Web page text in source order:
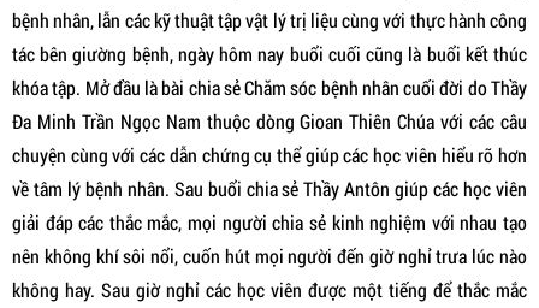
bệnh nhân, lẫn các kỹ thuật tập vật lý trị liệu cùng với thực hành công
tác bên giường bệnh, ngày hôm nay buổi cuối cũng là buổi kết thúc
khóa tập. Mở đầu là bài chia sẻ Chăm sóc bệnh nhân cuối đời do Thầy
Đa Minh Trần Ngọc Nam thuộc dòng Gioan Thiên Chúa với các câu
chuyện cùng với các dẫn chứng cụ thể giúp các học viên hiểu rõ hơn
về tâm lý bệnh nhân. Sau buổi chia sẻ Thầy Antôn giúp các học viên
giải đáp các thắc mắc, mọi người chia sẻ kinh nghiệm với nhau tạo
nên không khí sôi nổi, cuốn hút mọi người đến giờ nghỉ trưa lúc nào
không hay. Sau giờ nghỉ các học viên được một tiếng để thắc mắc